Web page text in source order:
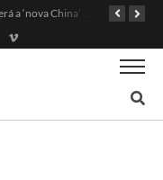
Quem será a ‘nova China’ do agro quando o apetite de Pequim acabar?